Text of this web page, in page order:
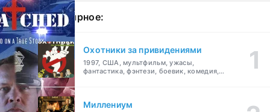
Популярное:
Охотники за привидениями
1997, США, мультфильм, ужасы,
фантастика, фэнтези, боевик, комедия,
Миллениум